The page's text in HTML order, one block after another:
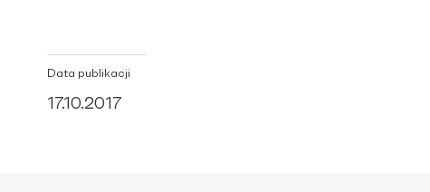
Data publikacji
17.10.2017